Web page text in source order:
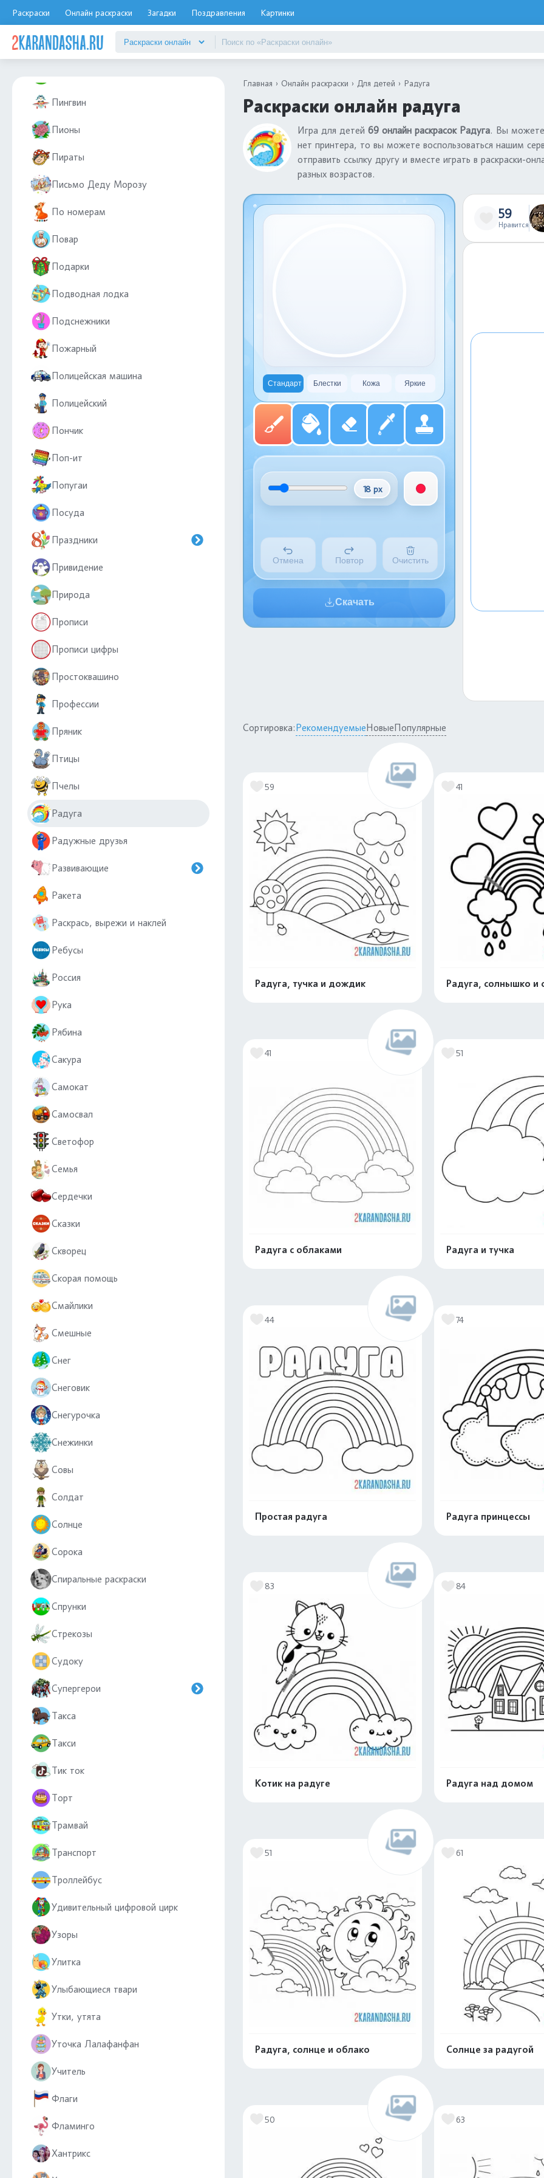
Раскраски Онлайн раскраски Загадки Поздравления Картинки
Пейзаж
Пингвин
Пионы
Пираты
Письмо Деду Морозу
По номерам
Повар
Подарки
Подводная лодка
Подснежники
Пожарный
Полицейская машина
Полицейский
Пончик
Поп-ит
Попугаи
Посуда
Праздники
Привидение
Природа
Прописи
Прописи цифры
Простоквашино
Профессии
Пряник
Птицы
Пчелы
Радуга
Радужные друзья
Развивающие
Ракета
Раскрась, вырежи и наклей
Ребусы
Россия
Рука
Рябина
Сакура
Самокат
Самосвал
Светофор
Семья
Сердечки
Сказки
Скворец
Скорая помощь
Смайлики
Смешные
Снег
Снеговик
Снегурочка
Снежинки
Совы
Солдат
Солнце
Сорока
Спиральные раскраски
Спрунки
Стрекозы
Судоку
Супергерои
Такса
Такси
Тик ток
Торт
Трамвай
Транспорт
Троллейбус
Удивительный цифровой цирк
Узоры
Улитка
Улыбающиеся твари
Утки, утята
Уточка Лалафанфан
Учитель
Флаги
Фламинго
Хантрикс
Главная Онлайн раскраски Для детей Радуга
Раскраски онлайн радуга
Игра для детей 69 онлайн раскрасок Радуга. Вы можете
нет принтера, то вы можете воспользоваться нашим
отправить ссылку другу и вместе играть в раскраски-
разных возрастов.
Стандарт Блестки Кожа Яркие
18 px
Отмена Повтор Очистить
Скачать
59
Нравится
Сортировка:РекомендуемыеНовыеПопулярные
59
Радуга, тучка и дождик
41
Радуга, солнышко и
41
Радуга с облаками
51
Радуга и тучка
44
Простая радуга
74
Радуга принцессы
83
Котик на радуге
84
Радуга над домом
51
Радуга, солнце и облако
61
Солнце за радугой
50 63